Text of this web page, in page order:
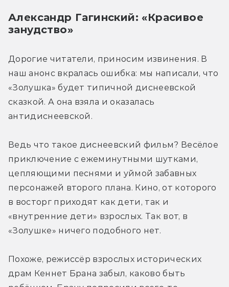
Александр Гагинский: «Красивое
занудство»
Дорогие читатели, приносим извинения. В
наш анонс вкралась ошибка: мы написали, что
«Золушка» будет типичной диснеевской
сказкой. А она взяла и оказалась
антидиснеевской.
Ведь что такое диснеевский фильм? Весёлое
приключение с ежеминутными шутками,
цепляющими песнями и уймой забавных
персонажей второго плана. Кино, от которого
в восторг приходят как дети, так и
«внутренние дети» взрослых. Так вот, в
«Золушке» ничего подобного нет.
Похоже, режиссёр взрослых исторических
драм Кеннет Брана забыл, каково быть